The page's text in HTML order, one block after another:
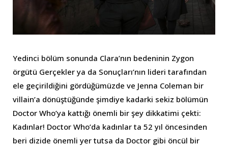
Yedinci bölüm sonunda Clara’nın bedeninin Zygon
örgütü Gerçekler ya da Sonuçları’nın lideri tarafından
ele geçirildiğini gördüğümüzde ve Jenna Coleman bir
villain’a dönüştüğünde şimdiye kadarki sekiz bölümün
Doctor Who’ya kattığı önemli bir şey dikkatimi çekti:
Kadınlar! Doctor Who’da kadınlar ta 52 yıl öncesinden
beri dizide önemli yer tutsa da Doctor gibi öncül bir